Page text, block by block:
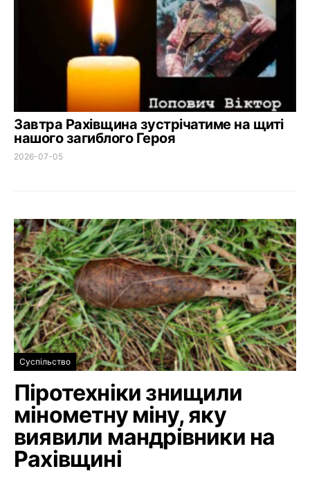
Завтра Рахівщина зустрічатиме на щиті
нашого загиблого Героя
2026-07-05
Суспільство
Піротехніки знищили
мінометну міну, яку
виявили мандрівники на
Рахівщині